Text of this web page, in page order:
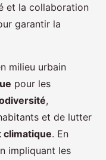
et la collaboration
garantir la
milieu urbain
pour les
,
et de lutter
climatique. En
impliquant les